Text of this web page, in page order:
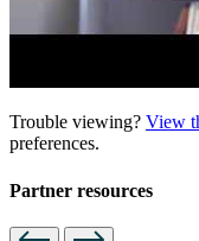
Trouble viewing? View
preferences.
Partner resources